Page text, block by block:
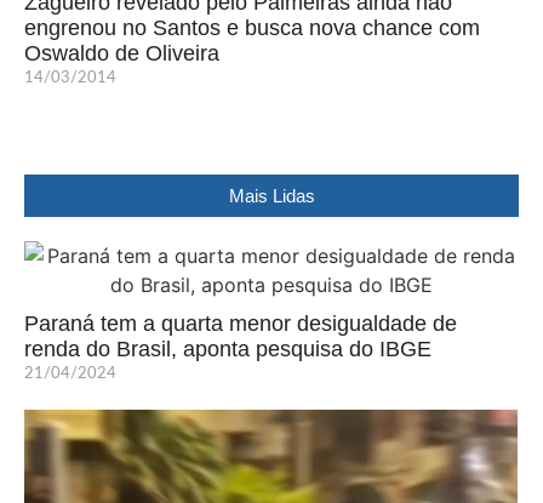
engrenou no Santos e busca nova chance com
Oswaldo de Oliveira
14/03/2014
Mais Lidas
Paraná tem a quarta menor desigualdade de
renda do Brasil, aponta pesquisa do IBGE
21/04/2024